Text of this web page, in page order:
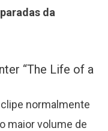
da
“The Life of a
normalmente
maior volume de